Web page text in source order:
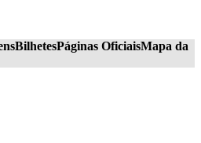
BilhetesPáginas OficiaisMapa da